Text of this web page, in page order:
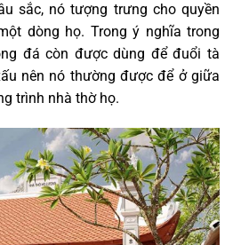
sắc, nó tượng trưng cho quyền
dòng họ. Trong ý nghĩa trong
đá còn được dùng để đuổi tà
nên nó thường được để ở giữa
trình nhà thờ họ.